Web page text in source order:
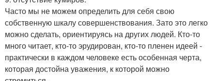
Часто мы не можем определить для себя свою
собственную шкалу совершенствования. Зато это легко
можно сделать, ориентируясь на других людей. Кто-то
много читает, кто-то эрудирован, кто-то пленен идеей -
практически в каждом человеке есть особенная черта,
которая достойна уважения, к которой можно